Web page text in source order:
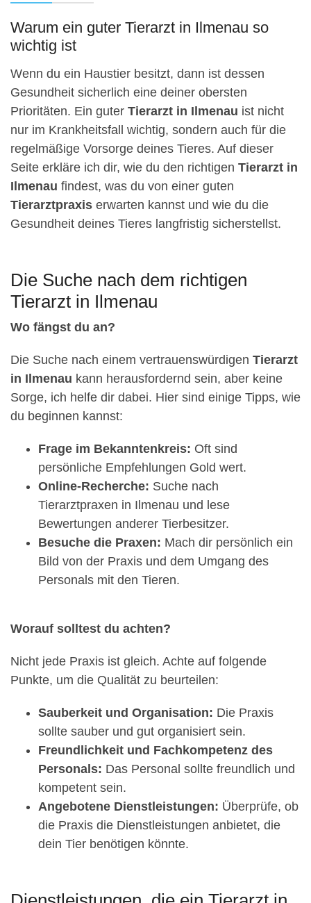
Warum ein guter Tierarzt in Ilmenau so
wichtig ist
Wenn du ein Haustier besitzt, dann ist dessen
Gesundheit sicherlich eine deiner obersten
Prioritäten. Ein guter Tierarzt in Ilmenau ist nicht
nur im Krankheitsfall wichtig, sondern auch für die
regelmäßige Vorsorge deines Tieres. Auf dieser
Seite erkläre ich dir, wie du den richtigen Tierarzt in
Ilmenau findest, was du von einer guten
Tierarztpraxis erwarten kannst und wie du die
Gesundheit deines Tieres langfristig sicherstellst.
Die Suche nach dem richtigen
Tierarzt in Ilmenau
Wo fängst du an?
Die Suche nach einem vertrauenswürdigen Tierarzt
in Ilmenau kann herausfordernd sein, aber keine
Sorge, ich helfe dir dabei. Hier sind einige Tipps, wie
du beginnen kannst:
Frage im Bekanntenkreis: Oft sind
persönliche Empfehlungen Gold wert.
Online-Recherche: Suche nach
Tierarztpraxen in Ilmenau und lese
Bewertungen anderer Tierbesitzer.
Besuche die Praxen: Mach dir persönlich ein
Bild von der Praxis und dem Umgang des
Personals mit den Tieren.
Worauf solltest du achten?
Nicht jede Praxis ist gleich. Achte auf folgende
Punkte, um die Qualität zu beurteilen:
Sauberkeit und Organisation: Die Praxis
sollte sauber und gut organisiert sein.
Freundlichkeit und Fachkompetenz des
Personals: Das Personal sollte freundlich und
kompetent sein.
Angebotene Dienstleistungen: Überprüfe, ob
die Praxis die Dienstleistungen anbietet, die
dein Tier benötigen könnte.